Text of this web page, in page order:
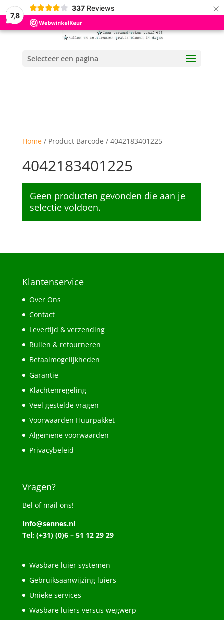
7,8
337 Reviews ×
Selecteer een pagina
Home/ Product Barcode / 4042183401225
4042183401225
Geen producten gevonden die aan je
selectie voldoen.
Klantenservice
Over Ons
Contact
Levertijd & verzending
Ruilen & retourneren
Betaalmogelijkheden
Garantie
Klachtenregeling
Veel gestelde vragen
Voorwaarden Huurpakket
Algemene voorwaarden
Privacybeleid
Vragen?
Bel of mail ons!
Info@sennes.nl
Tel: (+31) (0)6 – 51 12 29 29
Wasbare luier systemen
Gebruiksaanwijzing luiers
Unieke services
Wasbare luiers versus wegwerp